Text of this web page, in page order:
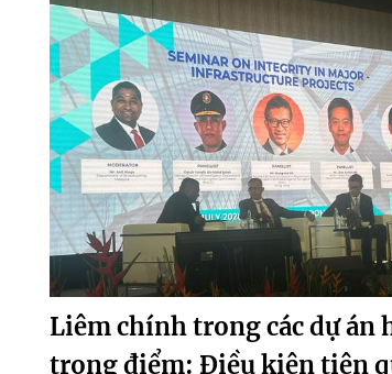
Liêm chính trong các dự án
trọng điểm: Điều kiện tiên